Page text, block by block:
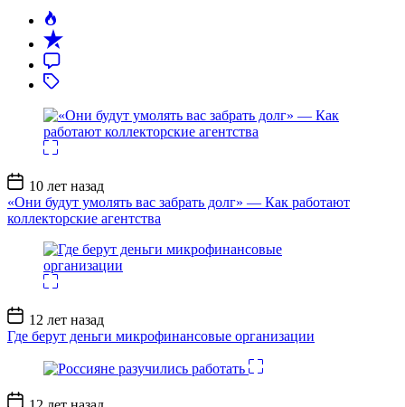
Дата
записи
10 лет назад
«Они будут умолять вас забрать долг» — Как работают
коллекторские агентства
Дата
записи
12 лет назад
Где берут деньги микрофинансовые организации
Дата